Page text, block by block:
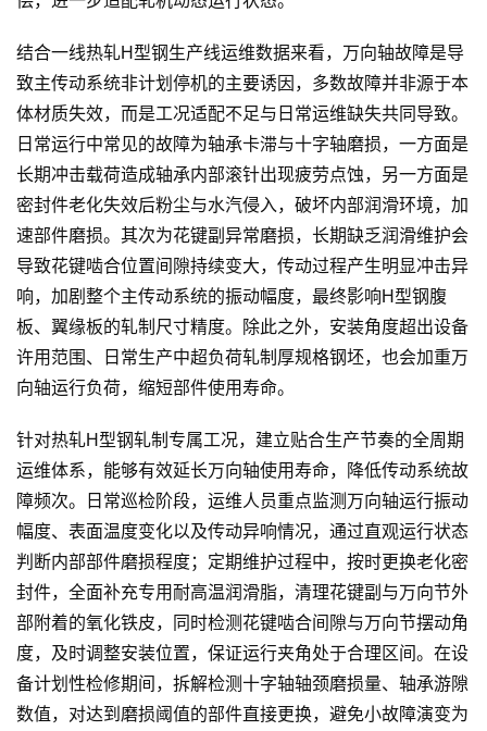
结合一线热轧H型钢生产线运维数据来看，万向轴故障是导
致主传动系统非计划停机的主要诱因，多数故障并非源于本
体材质失效，而是工况适配不足与日常运维缺失共同导致。
日常运行中常见的故障为轴承卡滞与十字轴磨损，一方面是
长期冲击载荷造成轴承内部滚针出现疲劳点蚀，另一方面是
密封件老化失效后粉尘与水汽侵入，破坏内部润滑环境，加
速部件磨损。其次为花键副异常磨损，长期缺乏润滑维护会
导致花键啮合位置间隙持续变大，传动过程产生明显冲击异
响，加剧整个主传动系统的振动幅度，最终影响H型钢腹
板、翼缘板的轧制尺寸精度。除此之外，安装角度超出设备
许用范围、日常生产中超负荷轧制厚规格钢坯，也会加重万
向轴运行负荷，缩短部件使用寿命。
针对热轧H型钢轧制专属工况，建立贴合生产节奏的全周期
运维体系，能够有效延长万向轴使用寿命，降低传动系统故
障频次。日常巡检阶段，运维人员重点监测万向轴运行振动
幅度、表面温度变化以及传动异响情况，通过直观运行状态
判断内部部件磨损程度；定期维护过程中，按时更换老化密
封件，全面补充专用耐高温润滑脂，清理花键副与万向节外
部附着的氧化铁皮，同时检测花键啮合间隙与万向节摆动角
度，及时调整安装位置，保证运行夹角处于合理区间。在设
备计划性检修期间，拆解检测十字轴轴颈磨损量、轴承游隙
数值，对达到磨损阈值的部件直接更换，避免小故障演变为